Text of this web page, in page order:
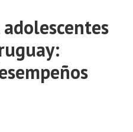
adolescentes